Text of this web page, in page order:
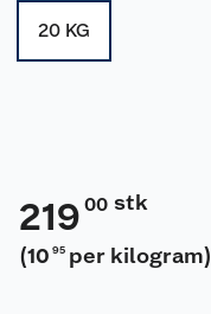
20 KG
219 00 stk
(10 95 per kilogram)